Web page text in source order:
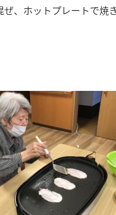
ぜ、ホットプレートで焼